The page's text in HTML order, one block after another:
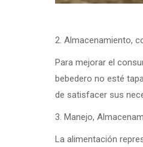
2. Almacenamiento,
Para mejorar el
bebedero no esté
de satisfacer sus
3. Manejo,
La alimentación